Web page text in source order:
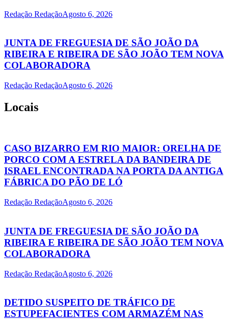
Redação RedaçãoAgosto 6, 2026
JUNTA DE FREGUESIA DE SÃO JOÃO DA
RIBEIRA E RIBEIRA DE SÃO JOÃO TEM NOVA
COLABORADORA
Redação RedaçãoAgosto 6, 2026
Locais
CASO BIZARRO EM RIO MAIOR: ORELHA DE
PORCO COM A ESTRELA DA BANDEIRA DE
ISRAEL ENCONTRADA NA PORTA DA ANTIGA
FÁBRICA DO PÃO DE LÓ
Redação RedaçãoAgosto 6, 2026
JUNTA DE FREGUESIA DE SÃO JOÃO DA
RIBEIRA E RIBEIRA DE SÃO JOÃO TEM NOVA
COLABORADORA
Redação RedaçãoAgosto 6, 2026
DETIDO SUSPEITO DE TRÁFICO DE
ESTUPEFACIENTES COM ARMAZÉM NAS